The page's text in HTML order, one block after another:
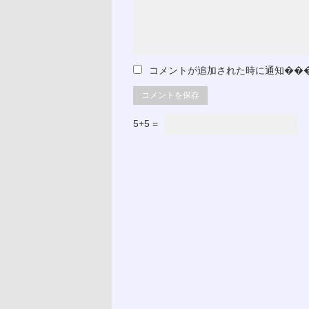
コメントが追加された時に通知
5+5 =